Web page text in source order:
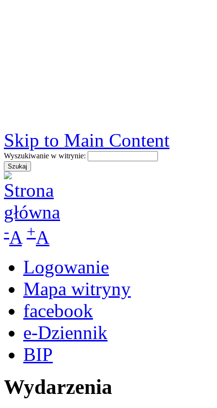
Skip to Main Content
Wyszukiwanie w witrynie:
-A +A
Logowanie
Mapa witryny
facebook
e-Dziennik
BIP
Wydarzenia